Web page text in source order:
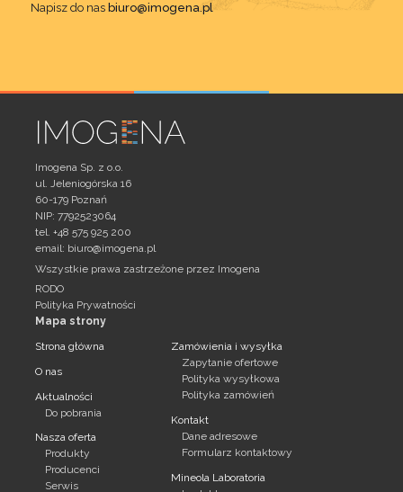
Napisz do nas biuro@imogena.pl
Imogena Sp. z o.o.
ul. Jeleniogórska 16
60-179 Poznań
NIP: 7792523064
tel. +48 575 925 200
email: biuro@imogena.pl
Wszystkie prawa zastrzeżone przez Imogena
RODO
Polityka Prywatności
Mapa strony
Strona główna
O nas
Aktualności
Do pobrania
Nasza oferta
Produkty
Producenci
Serwis
Zamówienia i wysyłka
Zapytanie ofertowe
Polityka wysyłkowa
Polityka zamówień
Kontakt
Dane adresowe
Formularz kontaktowy
Mineola Laboratoria